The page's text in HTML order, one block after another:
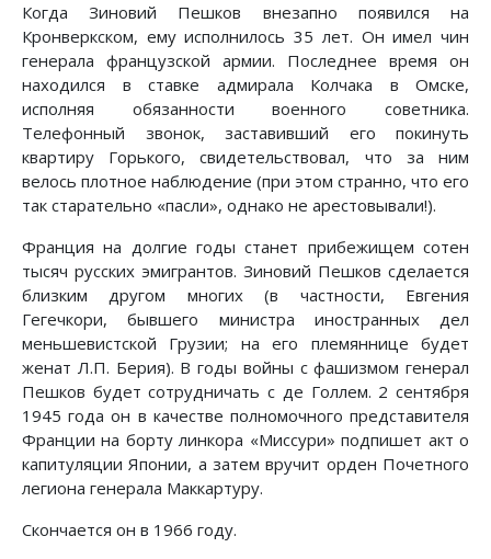
Когда Зиновий Пешков внезапно появился на
Кронверкском, ему исполнилось 35 лет. Он имел чин
генерала французской армии. Последнее время он
находился в ставке адмирала Колчака в Омске,
исполняя обязанности военного советника.
Телефонный звонок, заставивший его покинуть
квартиру Горького, свидетельствовал, что за ним
велось плотное наблюдение (при этом странно, что его
так старательно «пасли», однако не арестовывали!).
Франция на долгие годы станет прибежищем сотен
тысяч русских эмигрантов. Зиновий Пешков сделается
близким другом многих (в частности, Евгения
Гегечкори, бывшего министра иностранных дел
меньшевистской Грузии; на его племяннице будет
женат Л.П. Берия). В годы войны с фашизмом генерал
Пешков будет сотрудничать с де Голлем. 2 сентября
1945 года он в качестве полномочного представителя
Франции на борту линкора «Миссури» подпишет акт о
капитуляции Японии, а затем вручит орден Почетного
легиона генерала Маккартуру.
Скончается он в 1966 году.